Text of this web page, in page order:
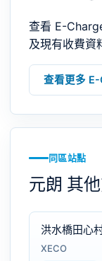
查看 E-
及現有收費資
查看更多
同區站點
元朗 其
洪水橋田心
XECO